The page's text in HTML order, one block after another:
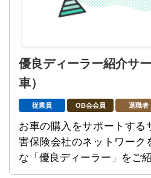
優良ディーラー紹介サ
車）
従業員 OB会会員 退職者
お車の購入をサポートする
害保険会社のネットワーク
な「優良ディーラー」をご